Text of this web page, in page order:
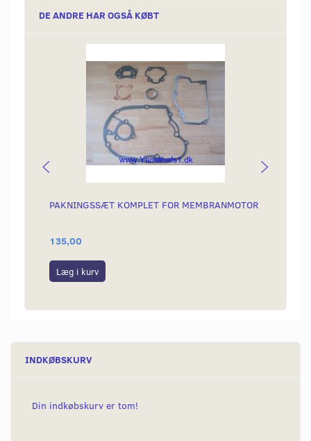
DE ANDRE HAR OGSÅ KØBT
PAKNINGSSÆT KOMPLET FOR MEMBRANMOTOR
135,00
Læg i kurv
INDKØBSKURV
Din indkøbskurv er tom!